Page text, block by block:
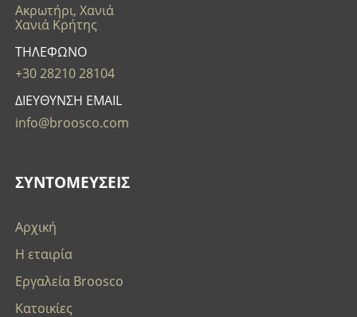
Ακρωτήρι, Χανιά
Χανιά Κρήτης
ΤΗΛΕΦΩΝΟ
+30 28210 28104
ΔΙΕΥΘΥΝΣΗ EMAIL
info@broosco.com
ΣΥΝΤΟΜΕΥΣΕΙΣ
Αρχική
Η εταιρία
Εργαλεία Broosco
Κατοικίες